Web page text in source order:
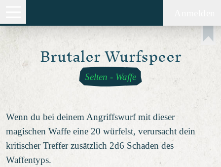
Brutaler Wurfspeer
Selten - Waffe
Wenn du bei deinem Angriffswurf mit dieser
magischen Waffe eine 20 würfelst, verursacht dein
kritischer Treffer zusätzlich 2d6 Schaden des
Waffentyps.